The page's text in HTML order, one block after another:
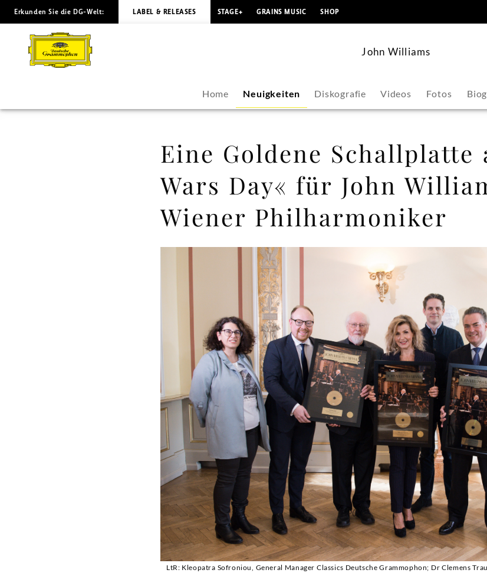
Eine
Goldene
am
Erkunden Sie die DG-Welt: LABEL & RELEASES STAGE+ GRAINS MUSIC SHOP
John Williams
Home Neuigkeiten Diskografie Videos Fotos
Eine Goldene Schallplatte
Wars Day« für John
Wiener Philharmoniker
LtR: Kleopatra Sofroniou, General Manager Classics Deutsche Grammophon; Dr Clemens